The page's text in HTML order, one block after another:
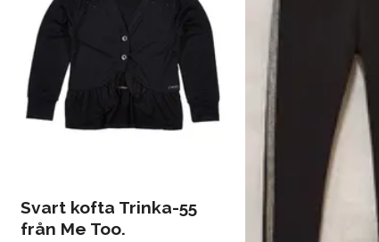
Svart kofta Trinka-55
från Me Too.